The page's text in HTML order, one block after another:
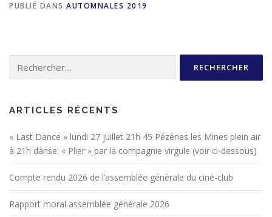
PUBLIÉ DANS AUTOMNALES 2019
ARTICLES RÉCENTS
« Last Dance » lundi 27 juillet 21h 45 Pézènes les Mines plein air
à 21h danse: « Plier » par la compagnie virgule (voir ci-dessous)
Compte rendu 2026 de l’assemblée générale du ciné-club
Rapport moral assemblée générale 2026